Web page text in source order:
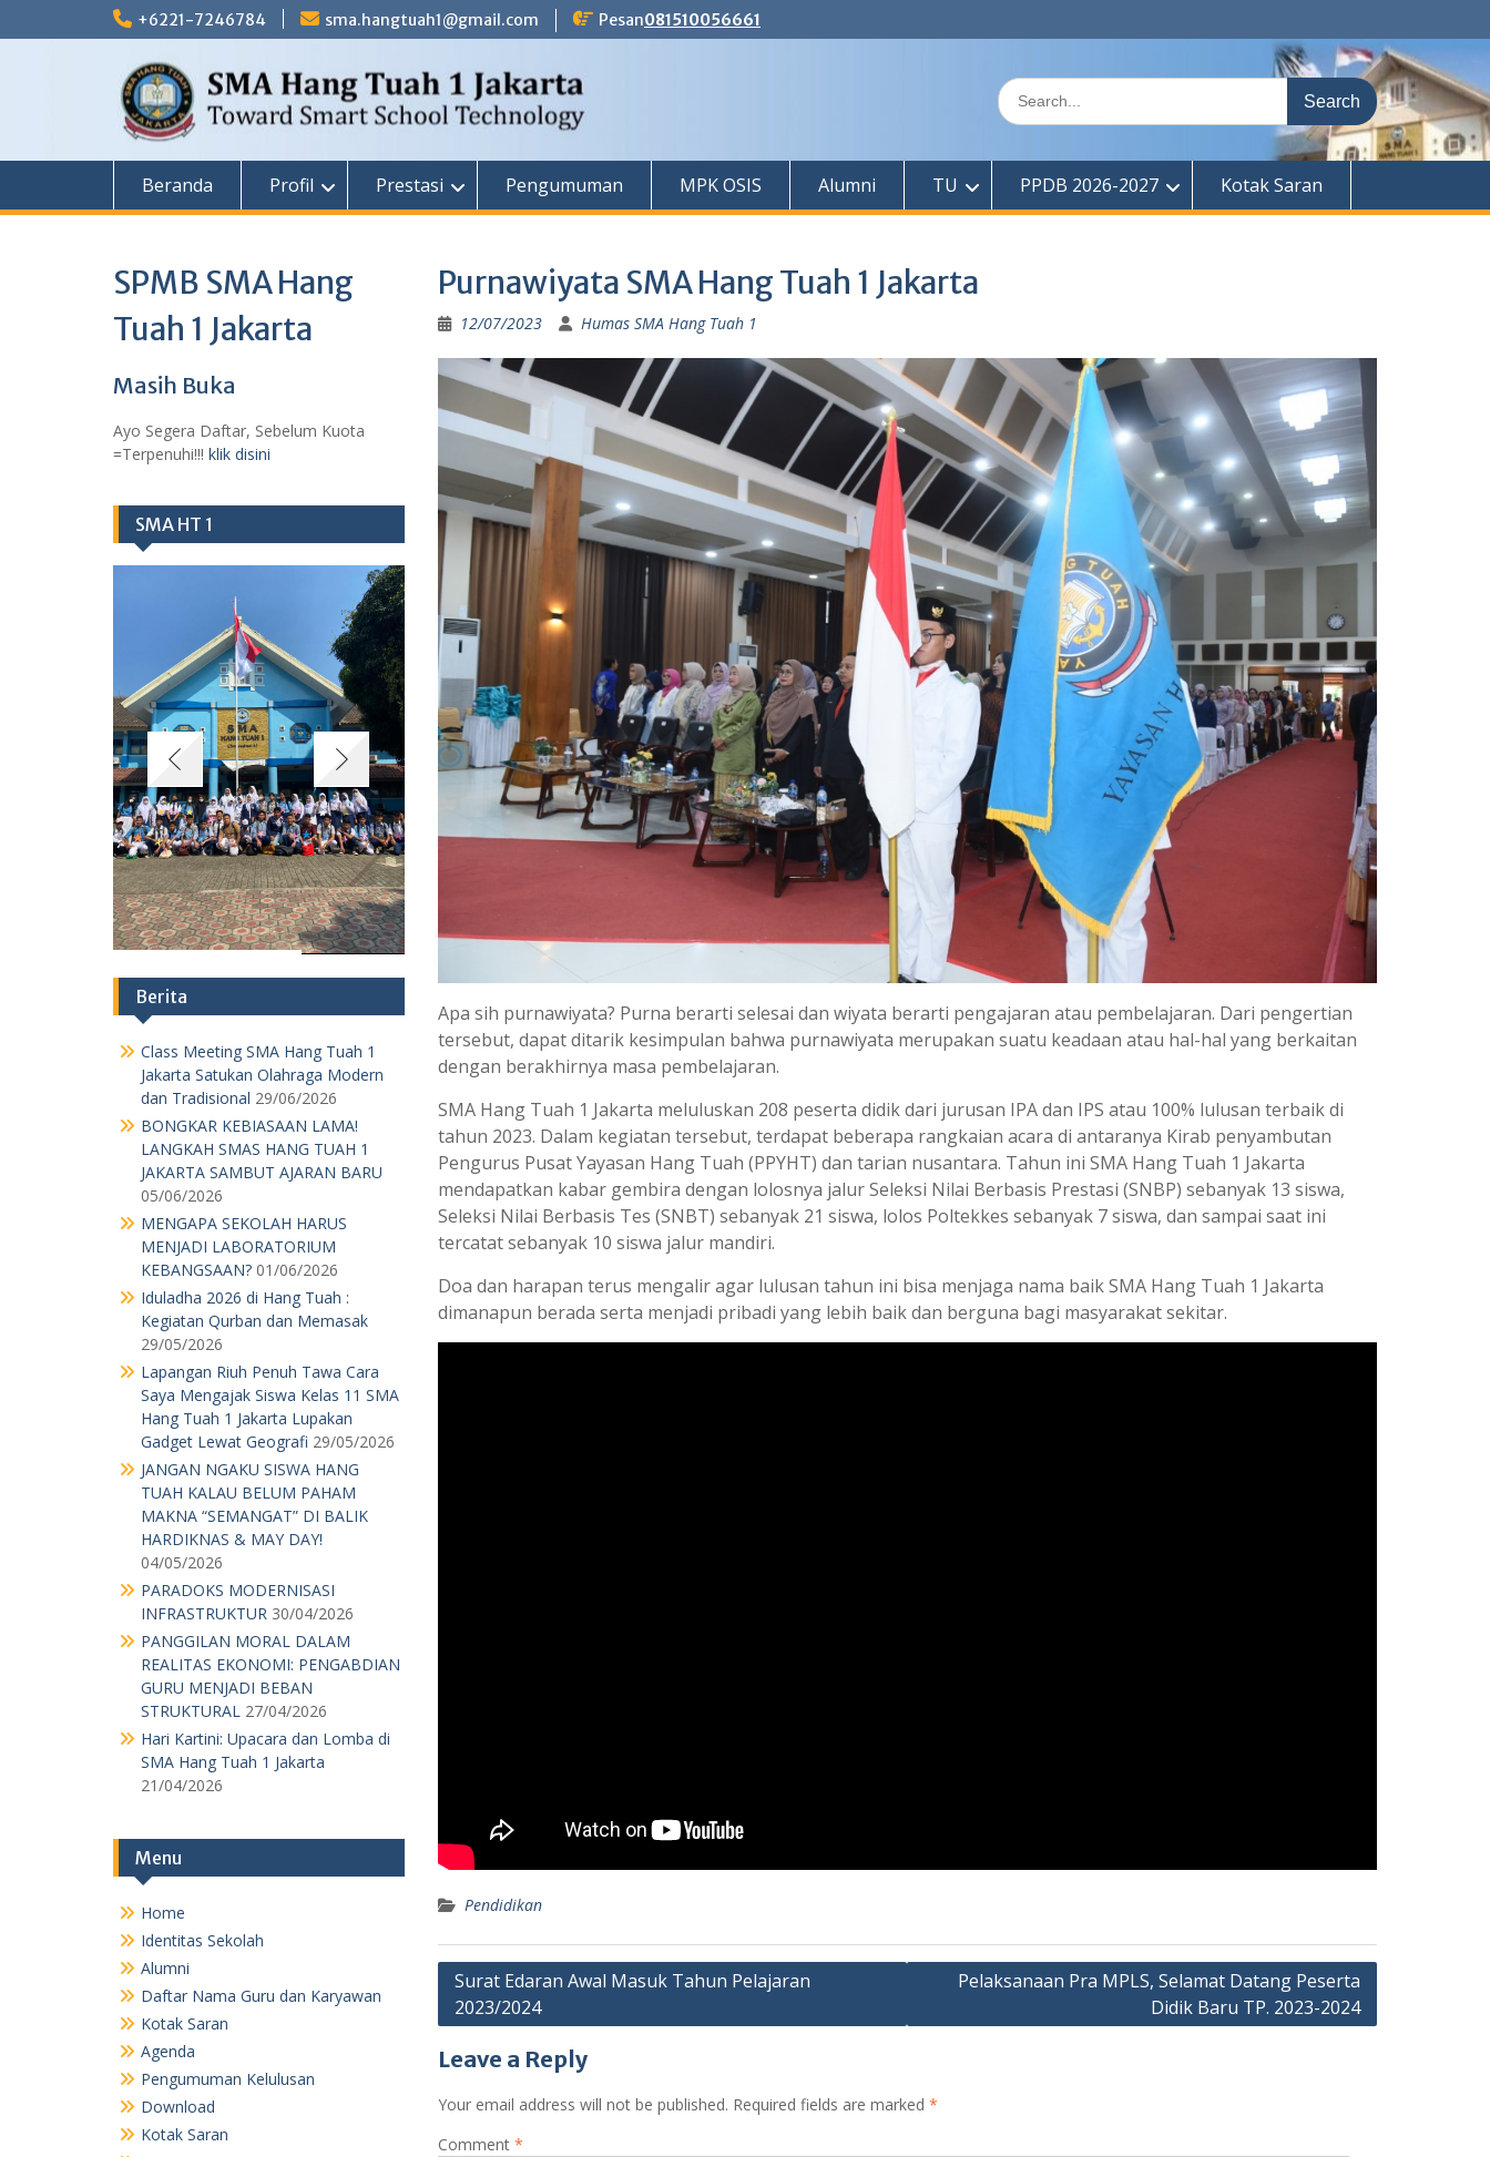
to
+6221-7246784 sma.hangtuah1@gmail.com Pesan081510056661
Search
for:
Beranda Profil Prestasi Pengumuman MPK OSIS Alumni TU PPDB 2026-2027 Kotak Saran
Purnawiyata SMA Hang Tuah 1 Jakarta
12/07/2023 Humas SMA Hang Tuah 1
Apa sih purnawiyata? Purna berarti selesai dan wiyata berarti pengajaran atau pembelajaran. Dari pengertian
tersebut, dapat ditarik kesimpulan bahwa purnawiyata merupakan suatu keadaan atau hal-hal yang berkaitan
dengan berakhirnya masa pembelajaran.
SMA Hang Tuah 1 Jakarta meluluskan 208 peserta didik dari jurusan IPA dan IPS atau 100% lulusan terbaik di
tahun 2023. Dalam kegiatan tersebut, terdapat beberapa rangkaian acara di antaranya Kirab penyambutan
Pengurus Pusat Yayasan Hang Tuah (PPYHT) dan tarian nusantara. Tahun ini SMA Hang Tuah 1 Jakarta
mendapatkan kabar gembira dengan lolosnya jalur Seleksi Nilai Berbasis Prestasi (SNBP) sebanyak 13 siswa,
Seleksi Nilai Berbasis Tes (SNBT) sebanyak 21 siswa, lolos Poltekkes sebanyak 7 siswa, dan sampai saat ini
tercatat sebanyak 10 siswa jalur mandiri.
Doa dan harapan terus mengalir agar lulusan tahun ini bisa menjaga nama baik SMA Hang Tuah 1 Jakarta
dimanapun berada serta menjadi pribadi yang lebih baik dan berguna bagi masyarakat sekitar.
Pendidikan
Post
navigation
Surat Edaran Awal Masuk Tahun Pelajaran
2023/2024
Pelaksanaan Pra MPLS, Selamat Datang Peserta
Didik Baru TP. 2023-2024
Leave a Reply
Your email address will not be published. Required fields are marked *
Comment *
SPMB SMA Hang
Tuah 1 Jakarta
Masih Buka
Ayo Segera Daftar, Sebelum Kuota
=Terpenuhi!!! klik disini
SMA HT 1
Berita
Class Meeting SMA Hang Tuah 1
Jakarta Satukan Olahraga Modern
dan Tradisional 29/06/2026
BONGKAR KEBIASAAN LAMA!
JAKARTA SAMBUT AJARAN BARU
05/06/2026
MENGAPA SEKOLAH HARUS
MENJADI LABORATORIUM
KEBANGSAAN? 01/06/2026
Iduladha 2026 di Hang Tuah :
Kegiatan Qurban dan Memasak
29/05/2026
Lapangan Riuh Penuh Tawa Cara
Saya Mengajak Siswa Kelas 11 SMA
Hang Tuah 1 Jakarta Lupakan
Gadget Lewat Geografi 29/05/2026
JANGAN NGAKU SISWA HANG
TUAH KALAU BELUM PAHAM
MAKNA “SEMANGAT” DI BALIK
HARDIKNAS & MAY DAY!
04/05/2026
PARADOKS MODERNISASI
INFRASTRUKTUR 30/04/2026
PANGGILAN MORAL DALAM
REALITAS EKONOMI: PENGABDIAN
GURU MENJADI BEBAN
STRUKTURAL 27/04/2026
Hari Kartini: Upacara dan Lomba di
SMA Hang Tuah 1 Jakarta
21/04/2026
Menu
Home
Identitas Sekolah
Alumni
Kotak Saran
Agenda
Download
Kotak Saran
MPK OSIS
Pengumuman Kelulusan
Pengurus Sekolah
Perpustakaan
Profil
RKAS TP 19-20